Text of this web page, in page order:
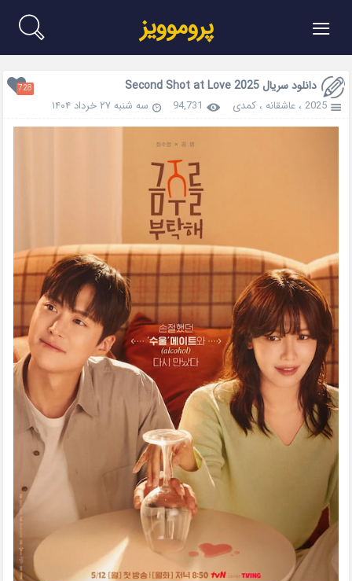
≡ پروموویز
دانلود سریال Second Shot at Love 2025 728
2025 ،عاشقانه ،کمدی 94,731 سه شنبه ۲۷ خرداد ۱۴۰۴